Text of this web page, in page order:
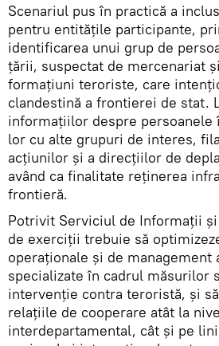
Scenariul pus în practică a
pentru entitățile participante,
identificarea unui grup de
țării, suspectat de mercenariat
formațiuni teroriste, care
clandestină a frontierei de stat.
informațiilor despre persoanele
lor cu alte grupuri de interes,
acțiunilor şi a direcțiilor de
având ca finalitate reținerea
frontieră.
Potrivit Serviciul de Informații
de exerciții trebuie să
operaționale şi de
specializate în cadrul măsurilor
intervenție contra teroristă, şi
relațiile de cooperare atât la
interdepartamental, cât şi pe